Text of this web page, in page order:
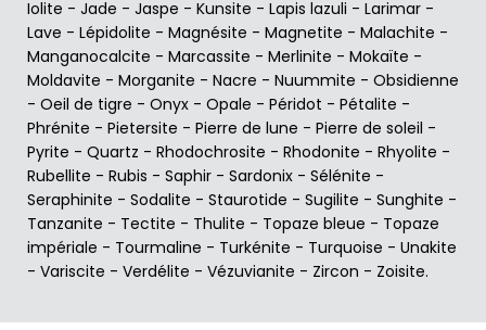
Iolite - Jade - Jaspe - Kunsite - Lapis lazuli - Larimar -
Lave - Lépidolite - Magnésite - Magnetite - Malachite -
Manganocalcite - Marcassite - Merlinite - Mokaïte -
Moldavite - Morganite - Nacre - Nuummite - Obsidienne
- Oeil de tigre - Onyx - Opale - Péridot - Pétalite -
Phrénite - Pietersite - Pierre de lune - Pierre de soleil -
Pyrite - Quartz - Rhodochrosite - Rhodonite - Rhyolite -
Rubellite - Rubis - Saphir - Sardonix - Sélénite -
Seraphinite - Sodalite - Staurotide - Sugilite - Sunghite -
Tanzanite - Tectite - Thulite - Topaze bleue - Topaze
impériale - Tourmaline - Turkénite - Turquoise - Unakite
- Variscite - Verdélite - Vézuvianite - Zircon - Zoisite.